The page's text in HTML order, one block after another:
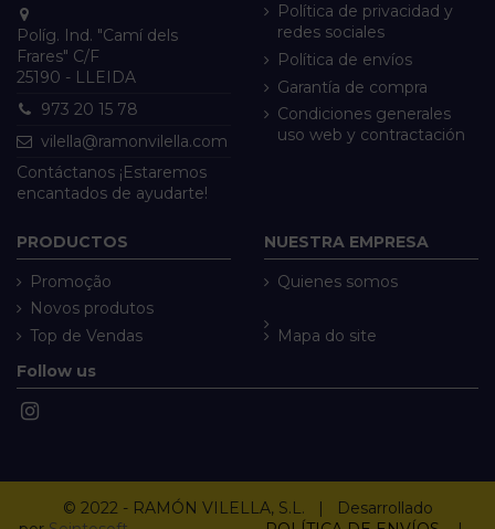
Políg. Ind. "Camí dels
Frares" C/F
25190 - LLEIDA
973 20 15 78
vilella@ramonvilella.com
Contáctanos ¡Estaremos
encantados de ayudarte!
Política de privacidad y
redes sociales
Política de envíos
Garantía de compra
Condiciones generales
uso web y contractación
PRODUCTOS
Promoção
Novos produtos
Top de Vendas
NUESTRA EMPRESA
Quienes somos
Mapa do site
Follow us
© 2022 - RAMÓN VILELLA, S.L. | Desarrollado